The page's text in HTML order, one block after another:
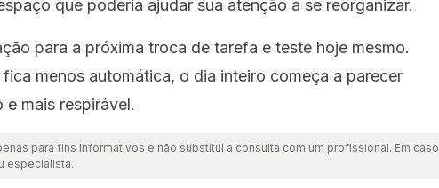
que poderia ajudar sua atenção a se reorganizar.
para a próxima troca de tarefa e teste hoje mesmo.
menos automática, o dia inteiro começa a parecer
mais respirável.
para fins informativos e não substitui a consulta com um profissional. Em caso
especialista.